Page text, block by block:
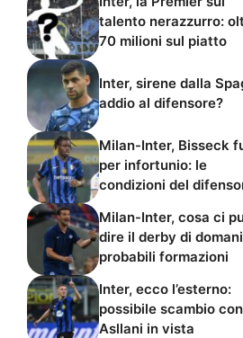
talento nerazzurro:
70 milioni sul piatto
Inter, sirene dalla
addio al difensore?
Milan-Inter, Bisseck
per infortunio: le
condizioni del
Milan-Inter, cosa ci
dire il derby di
probabili formazioni
Inter, ecco l’esterno:
possibile scambio con
Asllani in vista